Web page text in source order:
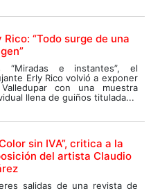
Rico: “Todo surge de una
“Miradas e instantes”, el
Erly Rico volvió a exponer
con una muestra
llena de guiños titulada...
sin IVA”, critica a la
del artista Claudio
salidas de una revista de